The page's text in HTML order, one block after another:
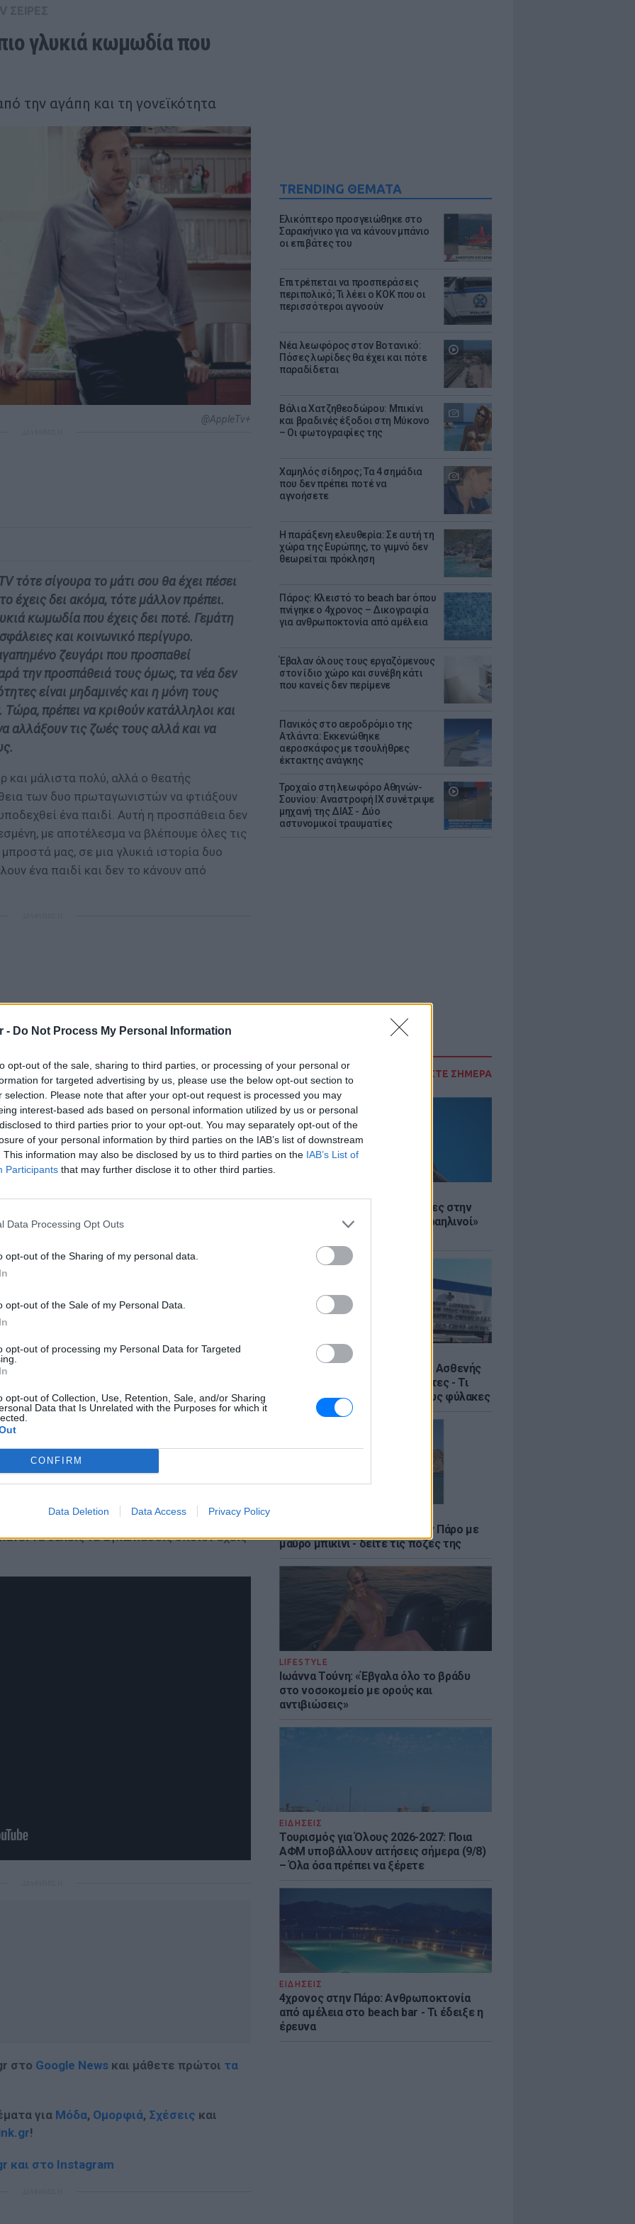
- Do Not Process My Personal Information
opt-out of the sale, sharing to third parties, or processing of your personal or
for targeted advertising by us, please use the below opt-out section to
selection. Please note that after your opt-out request is processed you may
interest-based ads based on personal information utilized by us or personal
to third parties prior to your opt-out. You may separately opt-out of the
of your personal information by third parties on the IAB’s list of downstream
This information may also be disclosed by us to third parties on the IAB’s List of
Participants that may further disclose it to other third parties.
Data Processing Opt Outs
opt-out of the Sharing of my personal data.
opt-out of the Sale of my Personal Data.
opt-out of processing my Personal Data for Targeted
opt-out of Collection, Use, Retention, Sale, and/or Sharing
Data that Is Unrelated with the Purposes for which it
CONFIRM
Data Deletion Data Access Privacy Policy
TRENDING ΘΕΜΑΤΑ
Ελικόπτερο προσγειώθηκε στο
Σαρακήνικο για να κάνουν μπάνιο
οι επιβάτες του
Επιτρέπεται να προσπεράσεις
περιπολικό; Τι λέει ο ΚΟΚ που οι
περισσότεροι αγνοούν
Νέα λεωφόρος στον Βοτανικό:
Πόσες λωρίδες θα έχει και πότε
παραδίδεται
Βάλια Χατζηθεοδώρου: Μπικίνι
και βραδινές έξοδοι στη Μύκονο
– Οι φωτογραφίες της
Χαμηλός σίδηρος; Τα 4 σημάδια
που δεν πρέπει ποτέ να
αγνοήσετε
Η παράξενη ελευθερία: Σε αυτή τη
χώρα της Ευρώπης, το γuμνό δεν
θεωρείται πρόκληση
Πάρος: Κλειστό το beach bar όπου
πνίγηκε ο 4χρονος – Δικογραφία
για ανθρωποκτονία από αμέλεια
Έβαλαν όλους τους εργαζόμενους
στον ίδιο χώρο και συνέβη κάτι
που κανείς δεν περίμενε
Πανικός στο αεροδρόμιο της
Ατλάντα: Εκκενώθηκε
αεροσκάφος με τσουλήθρες
έκτακτης ανάγκης
Τροχαίο στη λεωφόρο Αθηνών-
Σουνίου: Αναστροφή ΙΧ συνέτριψε
μηχανή της ΔΙΑΣ - Δύο
αστυνομικοί τραυματίες
ΔΙΑΒΑΣΤΕ ΣΗΜΕΡΑ
Ισραηλινό ΥΠΕΞ προς τουρίστες στην
Ελλάδα: «Κρύψτε ότι είστε Ισραηλινοί»
ΕΙΔΗΣΕΙΣ
Επίθεση στον Ερυθρό Σταυρό: Ασθενής
χτύπησε νοσηλεύτρια σε πόρτες - Τι
καταγγέλλει η ΠΟΕΔΗΝ για τους φύλακες
Η Γαρυφαλλιά Καληφώνη στην Πάρο με
μαύρο μπικίνι - δείτε τις πόζες της
LIFESTYLE
Ιωάννα Τούνη: «Έβγαλα όλο το βράδυ
στο νοσοκομείο με ορούς και
αντιβιώσεις»
ΕΙΔΗΣΕΙΣ
Τουρισμός για Όλους 2026-2027: Ποια
ΑΦΜ υποβάλλουν αιτήσεις σήμερα (9/8)
– Όλα όσα πρέπει να ξέρετε
ΕΙΔΗΣΕΙΣ
4χρονος στην Πάρο: Ανθρωποκτονία
από αμέλεια στο beach bar - Τι έδειξε η
έρευνα
γλυκιά κωμωδία που
την αγάπη και τη γονεϊκότητα
@AppleTv+
τότε σίγουρα το μάτι σου θα έχει πέσει
έχεις δει ακόμα, τότε μάλλον πρέπει.
κωμωδία που έχεις δει ποτέ. Γεμάτη
και κοινωνικό περίγυρο.
ζευγάρι που προσπαθεί
την προσπάθειά τους όμως, τα νέα δεν
είναι μηδαμινές και η μόνη τους
Τώρα, πρέπει να κριθούν κατάλληλοι και
αλλάξουν τις ζωές τους αλλά και να
και μάλιστα πολύ, αλλά ο θεατής
των δυο πρωταγωνιστών να φτιάξουν
ένα παιδί. Αυτή η προσπάθεια δεν
με αποτέλεσμα να βλέπουμε όλες τις
μας, σε μια γλυκιά ιστορία δυο
ένα παιδί και δεν το κάνουν από
δυσκολίες αλλά παραμένει ακλόνητη. Η
μου θύμισε τη σχέση που είχε το
«Paterson». Το ζευγάρι έχει βρει τον
αγωνίες, καθημερινότητα,
έχοντας χτίσει τα θεμέλια που θα
Ακόμα και στην αμφισβήτηση όλων
ξεκινήσουν και να μοιραστούν ένα ταξίδι.
κάνουν μαζί. Και όλη η προσπάθειά τους,
τόσο γλυκιά, που κανείς δεν μπορεί να
τα κίνητρά τους.
του, αλλά η Esther Smith είναι απλά
αληθινή ερμηνεία για όσα βιώνει ο
είναι μια ρομαντική dramedy
να θέλεις να αγκαλιάσεις όποιον έχεις
στο Google News και μάθετε πρώτοι τα
για Μόδα, Ομορφιά, Σχέσεις και
!
και στο Instagram